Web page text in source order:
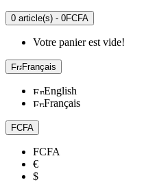
0 article(s) - 0FCFA
Votre panier est vide!
Français
English
Français
FCFA
FCFA
€
$